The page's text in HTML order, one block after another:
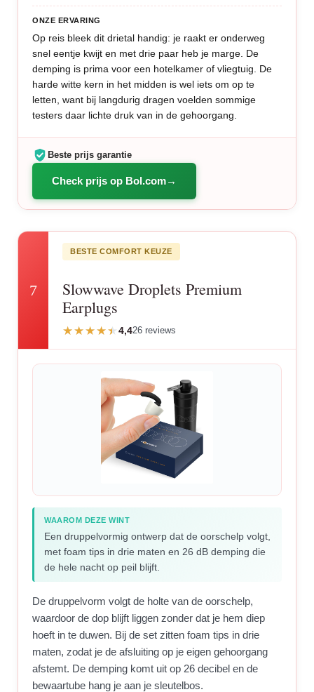
ONZE ERVARING
Op reis bleek dit drietal handig: je raakt er onderweg
snel eentje kwijt en met drie paar heb je marge. De
demping is prima voor een hotelkamer of vliegtuig. De
harde witte kern in het midden is wel iets om op te
letten, want bij langdurig dragen voelden sommige
testers daar lichte druk van in de gehoorgang.
Beste prijs garantie
Check prijs op Bol.com
7
BESTE COMFORT KEUZE
Slowwave Droplets Premium
Earplugs
4,426 reviews
WAAROM DEZE WINT
Een druppelvormig ontwerp dat de oorschelp volgt,
met foam tips in drie maten en 26 dB demping die
de hele nacht op peil blijft.
De druppelvorm volgt de holte van de oorschelp,
waardoor de dop blijft liggen zonder dat je hem diep
hoeft in te duwen. Bij de set zitten foam tips in drie
maten, zodat je de afsluiting op je eigen gehoorgang
afstemt. De demping komt uit op 26 decibel en de
bewaartube hang je aan je sleutelbos.